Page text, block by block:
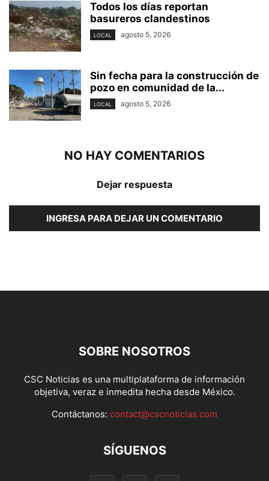
Todos los días reportan
basureros clandestinos
LOCAL agosto 5, 2026
Sin fecha para la construcción de
pozo en comunidad de la...
LOCAL agosto 5, 2026
NO HAY COMENTARIOS
Dejar respuesta
INGRESA PARA DEJAR UN COMENTARIO
SOBRE NOSOTROS
CSC Noticias es una multiplataforma de información
objetiva, veraz e inmedita hecha desde México.
Contáctanos: contact@cscnoticias.com
SÍGUENOS